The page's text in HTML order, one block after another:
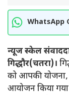
WhatsApp
न्यूज स्केल
गिद्धौर(चतरा)।
को आपकी योजना,
आयोजन किया